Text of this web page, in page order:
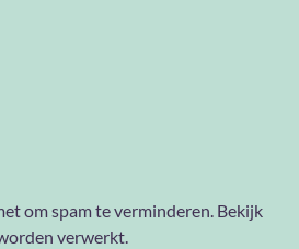
om spam te verminderen. Bekijk
verwerkt